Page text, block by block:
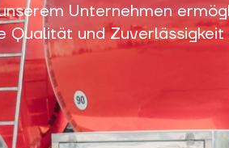
Unternehmen
Qualität und